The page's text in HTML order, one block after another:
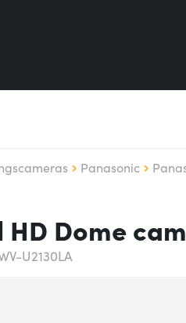
Panasonic
Dome
U2130LA